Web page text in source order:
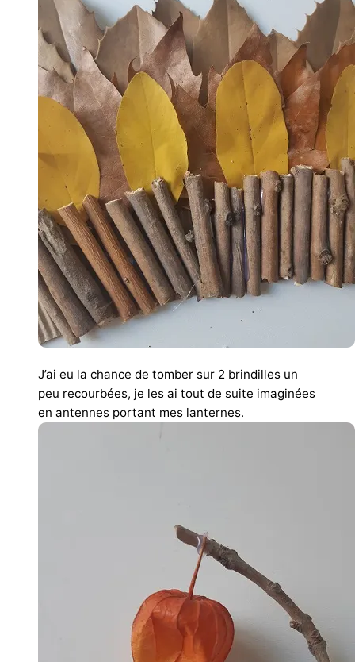
J’ai eu la chance de tomber sur 2 brindilles un
peu recourbées, je les ai tout de suite imaginées
en antennes portant mes lanternes.